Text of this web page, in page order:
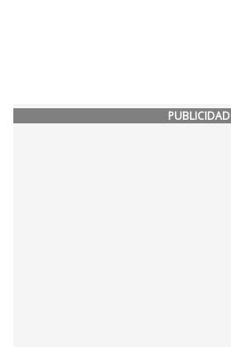
PUBLICIDAD